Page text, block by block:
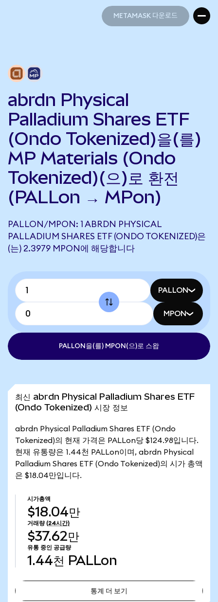
METAMASK 다운로드
abrdn Physical
Palladium Shares ETF
(Ondo Tokenized)을(를)
MP Materials (Ondo
Tokenized)(으)로 환전
(PALLon → MPon)
PALLON/MPON: 1 ABRDN PHYSICAL
PALLADIUM SHARES ETF (ONDO TOKENIZED)은
(는) 2.3979 MPON에 해당합니다
PALLON
MPON
PALLON을(를) MPON(으)로 스왑
최신 abrdn Physical Palladium Shares ETF
(Ondo Tokenized) 시장 정보
abrdn Physical Palladium Shares ETF (Ondo
Tokenized)의 현재 가격은 PALLon당 $124.98입니다.
현재 유통량은 1.44천 PALLon이며, abrdn Physical
Palladium Shares ETF (Ondo Tokenized)의 시가 총액
은 $18.04만입니다.
시가총액
$18.04만
거래량 (24시간)
$37.62만
유통 중인 공급량
1.44천 PALLon
통계 더 보기